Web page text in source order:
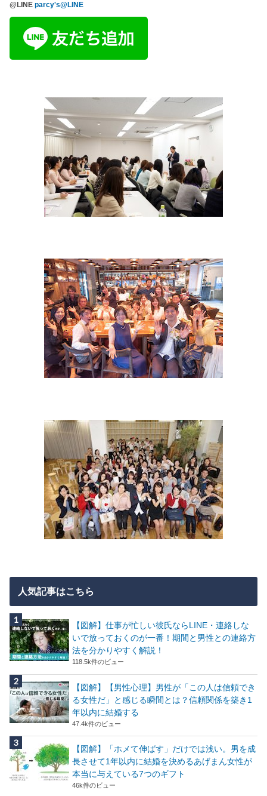
@LINEparcy's@LINE
人気記事はこちら
【図解】仕事が忙しい彼氏ならLINE・連絡しな
いで放っておくのが一番！期間と男性との連絡方
法を分かりやすく解説！
118.5k件のビュー
【図解】【男性心理】男性が「この人は信頼でき
る女性だ」と感じる瞬間とは？信頼関係を築き1
年以内に結婚する
47.4k件のビュー
【図解】「ホメて伸ばす」だけでは浅い。男を成
長させて1年以内に結婚を決めるあげまん女性が
本当に与えている7つのギフト
46k件のビュー